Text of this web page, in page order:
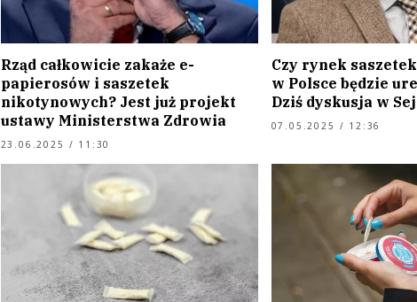
Rząd całkowicie zakaże e-
papierosów i saszetek
nikotynowych? Jest już projekt
ustawy Ministerstwa Zdrowia
23.06.2025 / 11:30
Czy rynek
w Polsce będzie
Dziś dyskusja w
07.05.2025 / 12:36